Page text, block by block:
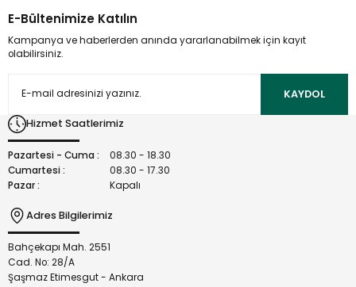
kullanarak tarafımıza iletebilirsiniz.
Görüş ve önerileriniz için teşekkür ederiz.
Ürün açıklamasında eksik bilgiler bulunuyor.
Bu ürüne benzer farklı alternatifler olmalı.
E-Bültenimize Katılın
Kampanya ve haberlerden anında yararlanabilmek için kayıt
olabilirsiniz.
KAYDOL
Hizmet Saatlerimiz
Pazartesi - Cuma :
08.30 - 18.30
Cumartesi :
08.30 - 17.30
Pazar :
Kapalı
Adres Bilgilerimiz
Bahçekapı Mah. 2551
Cad. No: 28/A
Şaşmaz Etimesgut - Ankara